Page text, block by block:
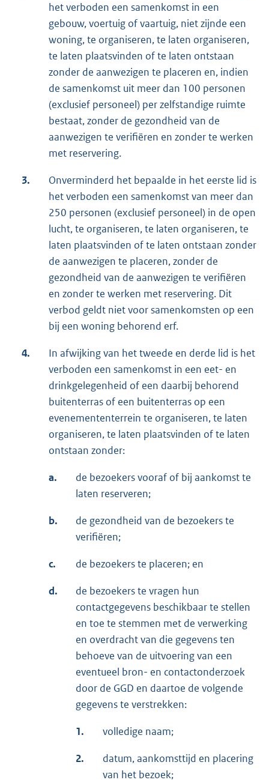
het verboden een samenkomst in een
gebouw, voertuig of vaartuig, niet zijnde een
woning, te organiseren, te laten organiseren,
te laten plaatsvinden of te laten ontstaan
zonder de aanwezigen te placeren en, indien
de samenkomst uit meer dan 100 personen
(exclusief personeel) per zelfstandige ruimte
bestaat, zonder de gezondheid van de
aanwezigen te verifiëren en zonder te werken
met reservering.
3.
Onverminderd het bepaalde in het eerste lid is
het verboden een samenkomst van meer dan
250 personen (exclusief personeel) in de open
lucht, te organiseren, te laten organiseren, te
laten plaatsvinden of te laten ontstaan zonder
de aanwezigen te placeren, zonder de
gezondheid van de aanwezigen te verifiëren
en zonder te werken met reservering. Dit
verbod geldt niet voor samenkomsten op een
bij een woning behorend erf.
4.
In afwijking van het tweede en derde lid is het
verboden een samenkomst in een eet- en
drinkgelegenheid of een daarbij behorend
buitenterras of een buitenterras op een
evenemententerrein te organiseren, te laten
organiseren, te laten plaatsvinden of te laten
ontstaan zonder:
a.
de bezoekers vooraf of bij aankomst te
laten reserveren;
b.
de gezondheid van de bezoekers te
verifiëren;
c. de bezoekers te placeren; en
d.
de bezoekers te vragen hun
contactgegevens beschikbaar te stellen
en toe te stemmen met de verwerking
en overdracht van die gegevens ten
behoeve van de uitvoering van een
eventueel bron- en contactonderzoek
door de GGD en daartoe de volgende
gegevens te verstrekken:
1. volledige naam;
2.
datum, aankomsttijd en placering
van het bezoek;